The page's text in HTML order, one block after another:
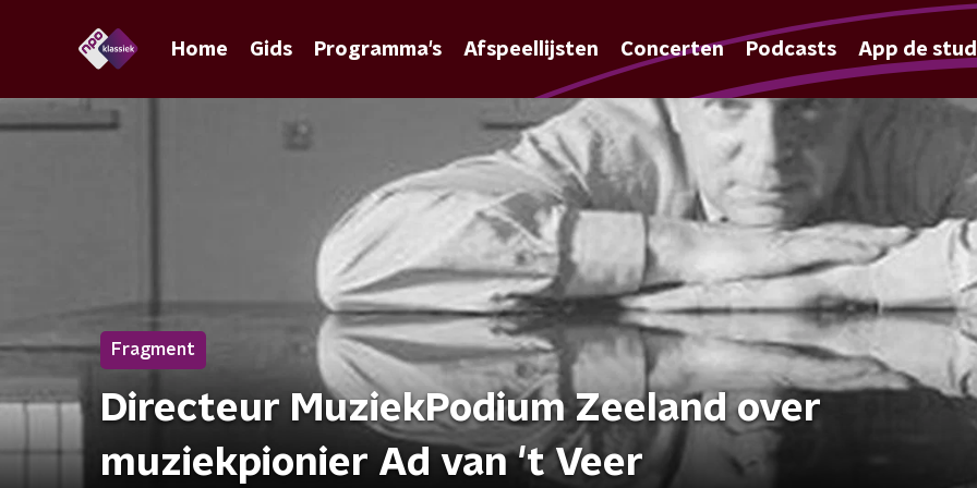
Home Gids Programma's Afspeellijsten Concerten Podcasts App de
Fragment
Directeur MuziekPodium Zeeland over
muziekpionier Ad van 't Veer